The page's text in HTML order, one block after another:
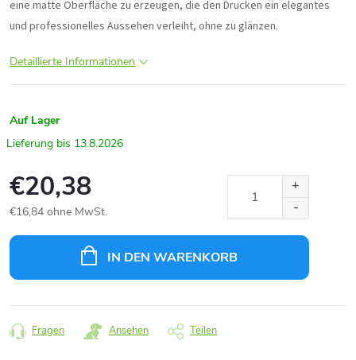
eine matte Oberfläche zu erzeugen, die den Drucken ein elegantes
und professionelles Aussehen verleiht, ohne zu glänzen.
Detaillierte Informationen
Auf Lager
13.8.2026
€20,38
€16,84 ohne MwSt.
IN DEN WARENKORB
Fragen Ansehen Teilen